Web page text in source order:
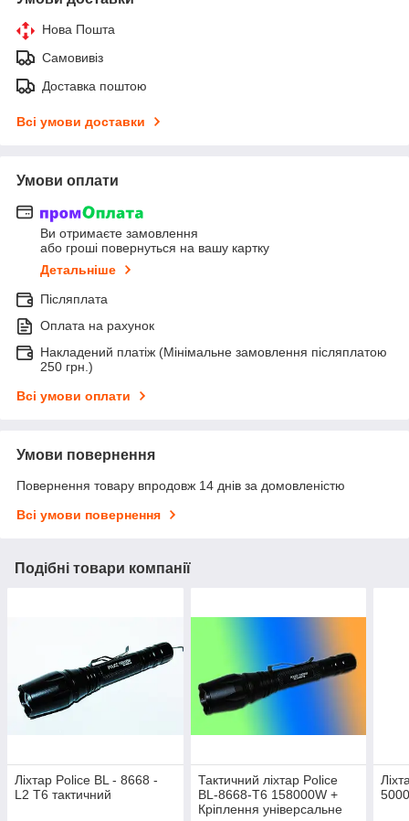
Нова Пошта
Самовивіз
Доставка поштою
Всі умови доставки
Умови оплати
Ви отримаєте замовлення
або гроші повернуться на вашу картку
Детальніше
Післяплата
Оплата на рахунок
Накладений платіж (Мінімальне замовлення післяплатою
250 грн.)
Всі умови оплати
Умови повернення
Повернення товару впродовж 14 днів за домовленістю
Всі умови повернення
Подібні товари компанії
Ліхтар Police BL - 8668 -
L2 T6 тактичний
Тактичний ліхтар Police
BL-8668-T6 158000W +
Кріплення універсальне